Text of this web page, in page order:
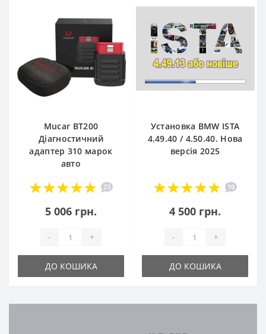
Mucar BT200
Діагностичний
адаптер 310 марок
авто
23
5 006 грн.
- +
ДО КОШИКА
Установка BMW ISTA
4.49.40 / 4.50.40. Нова
версія 2025
10
4 500 грн.
- +
ДО КОШИКА